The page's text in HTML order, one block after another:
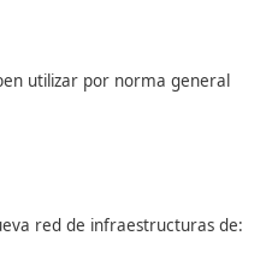
nivel de emisiones del
nivel de emisiones del
nivel de emisiones del
nivel de emisiones del
ecológicas del